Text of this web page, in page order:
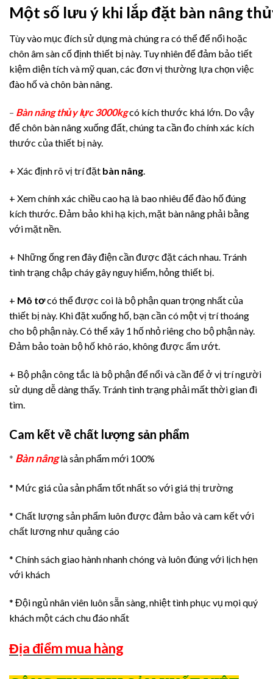
Một số lưu ý khi lắp đặt bàn nâng
Tùy vào mục đích sử dụng mà chúng ra có thể để nổi hoặc
chôn âm sàn cố định thiết bị này. Tuy nhiên để đảm bảo tiết
kiệm diện tích và mỹ quan, các đơn vị thường lựa chọn việc
đào hố và chôn bàn nâng.
– Bàn nâng thủy lực 3000kgcó kích thước khá lớn. Do vậy
để chôn bàn nâng xuống đất, chúng ta cần đo chính xác kích
thước của thiết bị này.
+ Xác định rõ vị trí đặt bàn nâng
+ Xem chính xác chiều cao hạ là bao nhiêu để đào hố đúng
kích thước. Đảm bảo khi hạ kịch, mặt bàn nâng phải bằng
với mặt nền.
+ Những ống ren đây điện cần được đặt cách nhau. Tránh
tình trạng chập cháy gây nguy hiểm, hỏng thiết bị.
+ Mô tơcó thể được coi là bộ phận quan trọng nhất của
thiết bị này. Khi đặt xuống hố, bạn cần có một vị trí thoáng
cho bộ phận này. Có thể xây 1 hố nhỏ riêng cho bộ phận này.
Đảm bảo toàn bộ hố khô ráo, không được ẩm ướt.
+ Bộ phận công tắc là bộ phận để nổi và cần để ở vị trí người
sử dụng dễ dàng thấy. Tránh tình trạng phải mất thời gian đi
tìm.
Cam kết về chất lượng sản phẩm
* Bàn nânglà sản phẩm mới 100%
* Mức giá của sản phẩm tốt nhất so với giá thị trường
* Chất lượng sản phẩm luôn được đảm bảo và cam kết với
chất lương như quảng cáo
* Chính sách giao hành nhanh chóng và luôn đúng với lịch hẹn
với khách
* Đội ngủ nhân viên luôn sẵn sàng, nhiệt tình phục vụ mọi quý
khách một cách chu đáo nhất
Địa điểm mua hàng